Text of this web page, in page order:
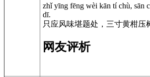
zhǐ yīng fēng wèi kān tí chù, sān
dī.
只应风味堪题处，三寸黄柑压
网友评析